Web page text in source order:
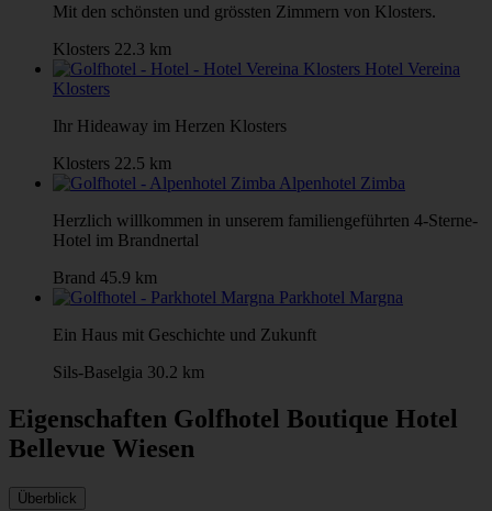
Mit den schönsten und grössten Zimmern von Klosters.
Klosters 22.3 km
Hotel Vereina
Klosters
Ihr Hideaway im Herzen Klosters
Klosters 22.5 km
Alpenhotel Zimba
Herzlich willkommen in unserem familiengeführten 4-Sterne-
Hotel im Brandnertal
Brand 45.9 km
Parkhotel Margna
Ein Haus mit Geschichte und Zukunft
Sils-Baselgia 30.2 km
Eigenschaften Golfhotel Boutique Hotel
Bellevue Wiesen
Überblick